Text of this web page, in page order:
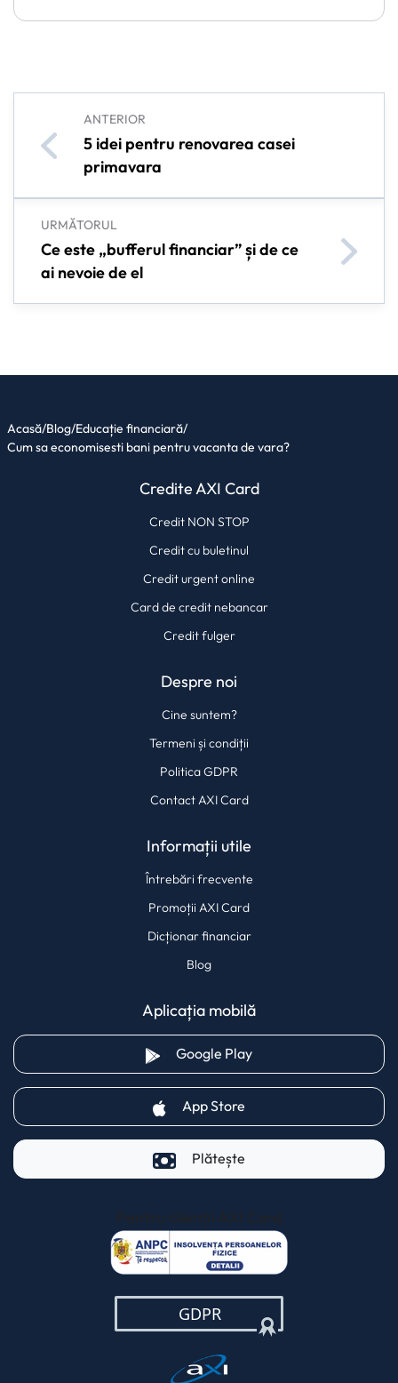
ANTERIOR
5 idei pentru renovarea casei
primavara
URMĂTORUL
Ce este „bufferul financiar” și de ce
ai nevoie de el
Acasă/Blog/Educație financiară/
Cum sa economisesti bani pentru vacanta de vara?
Credite AXI Card
Credit NON STOP
Credit cu buletinul
Credit urgent online
Card de credit nebancar
Credit fulger
Despre noi
Cine suntem?
Termeni și condiții
Politica GDPR
Contact AXI Card
Informații utile
Întrebări frecvente
Promoții AXI Card
Dicționar financiar
Blog
Aplicația mobilă
Google Play(opens in a new tab)
App Store
Plătește
Pentru clienții AXI Card
(opens in a new